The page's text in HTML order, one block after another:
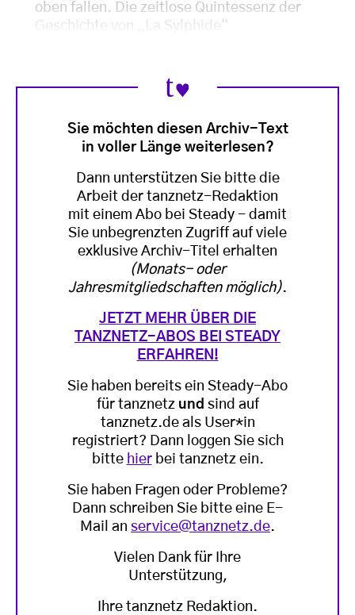
oben fallen. Die zeitlose Quintessenz der
Geschichte von „La Sylphide“
Sie möchten diesen Archiv-Text
in voller Länge weiterlesen?
Dann unterstützen Sie bitte die
Arbeit der tanznetz-Redaktion
mit einem Abo bei Steady - damit
Sie unbegrenzten Zugriff auf viele
exklusive Archiv-Titel erhalten
(Monats- oder
Jahresmitgliedschaften möglich).
JETZT MEHR ÜBER DIE
TANZNETZ-ABOS BEI STEADY
ERFAHREN!
Sie haben bereits ein Steady-Abo
für tanznetz und sind auf
tanznetz.de als User*in
registriert? Dann loggen Sie sich
bitte hierbei tanznetz ein.
Sie haben Fragen oder Probleme?
Dann schreiben Sie bitte eine E-
Mail an service@tanznetz.de.
Vielen Dank für Ihre
Unterstützung,
Ihre tanznetz Redaktion.